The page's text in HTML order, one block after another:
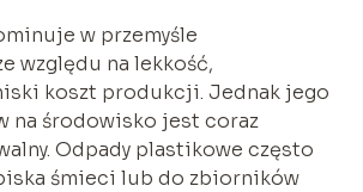
w przemyśle
względu na lekkość,
koszt produkcji. Jednak jego
na środowisko jest coraz
Odpady plastikowe często
śmieci lub do zbiorników